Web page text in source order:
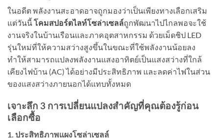
ในอดีต พลังงานสะอาดอาจถูกมองว่าเป็นเพียงทางเลือกเสริม
แต่วันนี้โคมสปอร์ตไลท์โซล่าเซลล์ถูกพัฒนาไปไกลพอจะใช้
งานจริงในบ้านเรือนและภาคอุตสาหกรรม ด้วยเม็ดชิป LED
รุ่นใหม่ที่ให้ความสว่างสูงขึ้นในขณะที่ใช้พลังงานน้อยลง
ทำให้สามารถแปลงพลังงานแสงอาทิตย์เป็นแสงสว่างที่ใกล้
เคียงไฟบ้าน (AC) ได้อย่างมีประสิทธิภาพ และลดค่าไฟในส่วน
ของแสงสว่างภายนอกได้แทบทั้งหมด
เจาะลึก 3 การเปลี่ยนแปลงสำคัญที่คุณต้องรู้ก่อน
เลือกซื้อ
1. ประสิทธิภาพแผงโซล่าเซลล์